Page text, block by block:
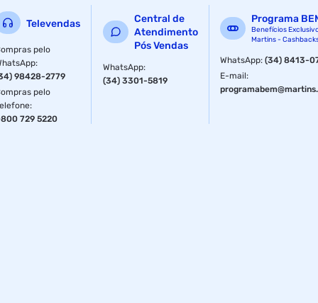
Maciez e combate à porosidade
Controle de frizz por 48h
Vegano e sem testes em animais
Indicado para maiores de 12 anos
Uso diário
Televendas
pelo
:
98428-2779
pelo
:
729 5220
Central de
Atendimento
Pós Vendas
WhatsApp:
(34) 3301-5819
Programa
Benefícios
Martins -
WhatsApp:(34) 8413-
E-mail: